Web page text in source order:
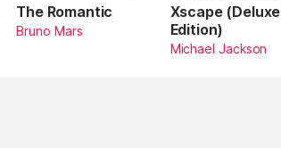
The Romantic
Bruno Mars
Xscape (Deluxe
Edition)
Michael Jackson